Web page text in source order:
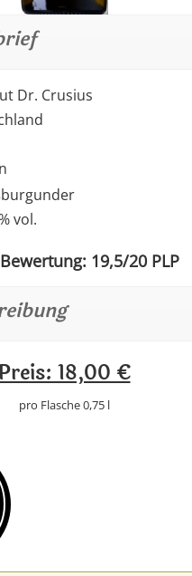
Dr. Crusius
vol.
19,5/20 PLP
18,00 €
pro Flasche 0,75 l